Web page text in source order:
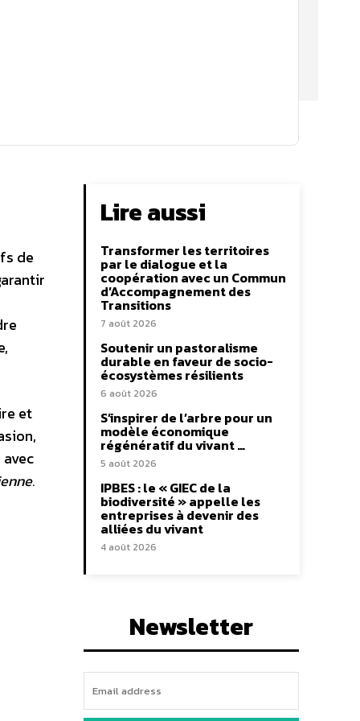
de
et
Lire aussi
Transformer les territoires
par le dialogue et la
coopération avec un Commun
d’Accompagnement des
Transitions
7 août 2026
Soutenir un pastoralisme
durable en faveur de socio-
écosystèmes résilients
6 août 2026
S’inspirer de l’arbre pour un
modèle économique
régénératif du vivant …
5 août 2026
IPBES : le « GIEC de la
biodiversité » appelle les
entreprises à devenir des
alliées du vivant
4 août 2026
Newsletter